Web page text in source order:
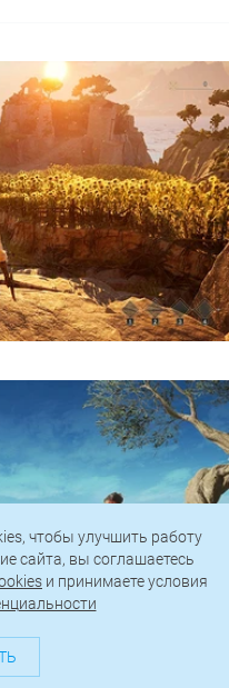
чтобы улучшить работу
сайта, вы соглашаетесь
и принимаете условия